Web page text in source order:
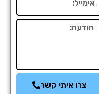
הודעה
צרו איתי קשר